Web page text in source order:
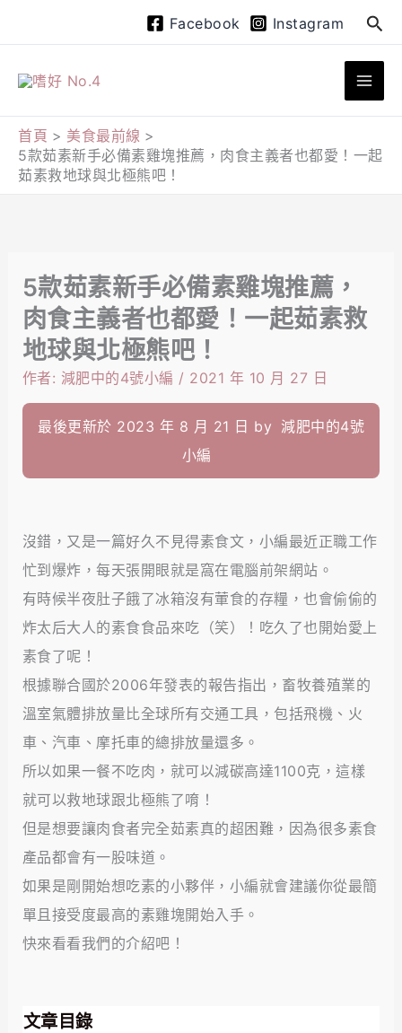
至
Facebook Instagram
搜
尋
首頁
美食最前線
5款茹素新手必備素雞塊推薦，肉食主義者也都愛！一起
茹素救地球與北極熊吧！
5款茹素新手必備素雞塊推薦，
肉食主義者也都愛！一起茹素救
地球與北極熊吧！
作者: 減肥中的4號小編 / 2021 年 10 月 27 日
最後更新於 2023 年 8 月 21 日 by 減肥中的4號
小編
沒錯，又是一篇好久不見得素食文，小編最近正職工作
忙到爆炸，每天張開眼就是窩在電腦前架網站。
有時候半夜肚子餓了冰箱沒有葷食的存糧，也會偷偷的
炸太后大人的素食食品來吃（笑）！吃久了也開始愛上
素食了呢！
根據聯合國於2006年發表的報告指出，畜牧養殖業的
溫室氣體排放量比全球所有交通工具，包括飛機、火
車、汽車、摩托車的總排放量還多。
所以如果一餐不吃肉，就可以減碳高達1100克，這樣
就可以救地球跟北極熊了唷！
但是想要讓肉食者完全茹素真的超困難，因為很多素食
產品都會有一股味道。
如果是剛開始想吃素的小夥伴，小編就會建議你從最簡
單且接受度最高的素雞塊開始入手。
快來看看我們的介紹吧！
文章目錄